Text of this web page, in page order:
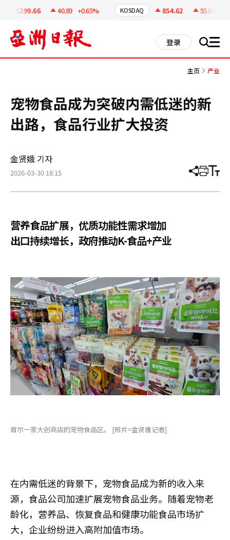
6299.66 40.89 +0.65% KOSDAQ 854.62 55.81
登录 搜 all
主页 产业
宠物食品成为突破内需低迷的新
出路，食品行业扩大投资
金贤娥 기자
2026-03-30 18:15 分
章
打 调
小
营养食品扩展，优质功能性需求增加
出口持续增长，政府推动K-食品+产业
首尔一家大创商店的宠物食品区。 [照片=金贤雅记者]
在内需低迷的背景下，宠物食品成为新的收入来
源，食品公司加速扩展宠物食品业务。随着宠物老
龄化，营养品、恢复食品和健康功能食品市场扩
大，企业纷纷进入高附加值市场。